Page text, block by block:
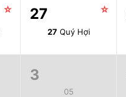
☆ 27 ☆
27Quý Hợi
3
05